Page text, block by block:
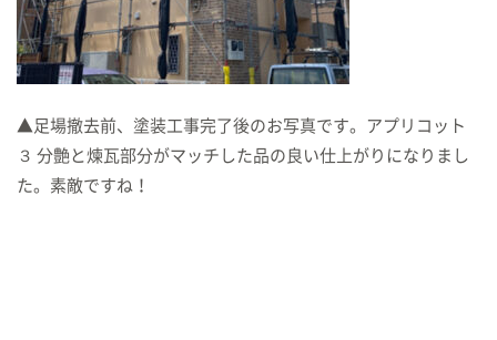
▲足場撤去前、塗装工事完了後のお写真です。アプリコット
３ 分艶と煉瓦部分がマッチした品の良い仕上がりになりまし
た。素敵ですね！